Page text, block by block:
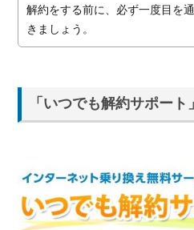
解約をする前に、必ず一度目を
きましょう。
「いつでも解約サポー